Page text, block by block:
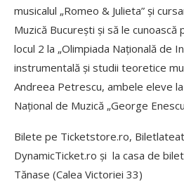
musicalul „Romeo & Julieta” şi
Muzică Bucureşti şi să le cunoască
locul 2 la „Olimpiada Naţională de
instrumentală şi studii teoretice
Andreea Petrescu, ambele eleve
Naţional de Muzică „George
Bilete pe Ticketstore.ro,
DynamicTicket.ro şi la casa de
Tănase (Calea Victoriei 33)